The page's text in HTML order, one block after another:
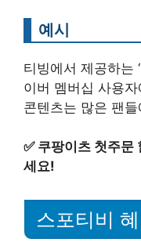
예시
티빙에서 제공하는
이버 멤버십 사용
콘텐츠는 많은 팬
✅ 쿠팡이츠 첫주문
세요!
스포티비